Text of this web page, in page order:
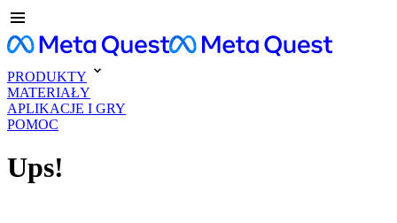
PRODUKTY
MATERIAŁY
APLIKACJE I GRY
POMOC
Ups!